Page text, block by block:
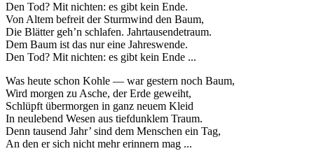
Den Tod? Mit nichten: es gibt kein Ende.
Von Altem befreit der Sturmwind den Baum,
Die Blätter geh’n schlafen. Jahrtausendetraum.
Dem Baum ist das nur eine Jahreswende.
Den Tod? Mit nichten: es gibt kein Ende ...
Was heute schon Kohle — war gestern noch Baum,
Wird morgen zu Asche, der Erde geweiht,
Schlüpft übermorgen in ganz neuem Kleid
In neulebend Wesen aus tiefdunklem Traum.
Denn tausend Jahr’ sind dem Menschen ein Tag,
An den er sich nicht mehr erinnern mag ...